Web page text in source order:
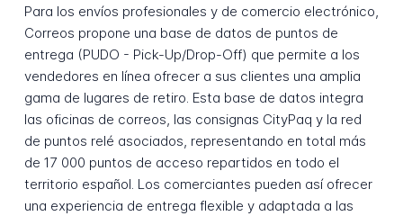
Para los envíos profesionales y de comercio electrónico,
Correos propone una base de datos de puntos de
entrega (PUDO - Pick-Up/Drop-Off) que permite a los
vendedores en línea ofrecer a sus clientes una amplia
gama de lugares de retiro. Esta base de datos integra
las oficinas de correos, las consignas CityPaq y la red
de puntos relé asociados, representando en total más
de 17 000 puntos de acceso repartidos en todo el
territorio español. Los comerciantes pueden así ofrecer
una experiencia de entrega flexible y adaptada a las